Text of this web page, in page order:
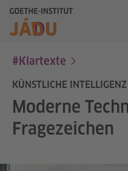
#Klartexte
KÜNSTLICHE
Moderne
Fragezeichen